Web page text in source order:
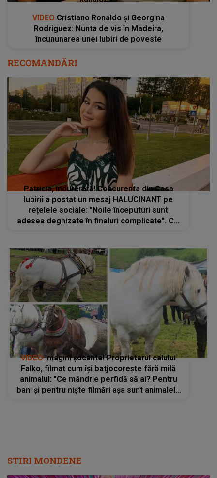
VIDEO Cristiano Ronaldo și Georgina
Rodriguez: Nunta de vis în Madeira,
încununarea unei Iubiri de poveste
RECOMANDĂRI
Patricia, îndurerată! Concurenta din Casa
Iubirii a postat un mesaj HALUCINANT pe
rețelele sociale: "Noile începuturi sunt
adesea deghizate în finaluri complicate". Cui
VIDEOImagini şocante! Proprietarul calului
Falko, filmat cum își batjocorește fără milă
animalul: "Ce mândrie perfidă să ai? Pentru
bani și pentru niște filmări așa sunt animalele
STIRI MONDENE